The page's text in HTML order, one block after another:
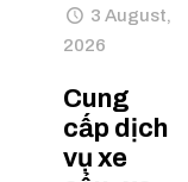
3 August,
2026
Cung
cấp dịch
vụ xe